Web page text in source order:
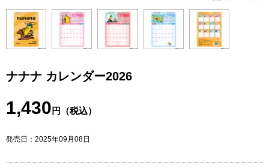
ナナナ カレンダー2026
1,430 円（税込）
発売日： 2025年09月08日